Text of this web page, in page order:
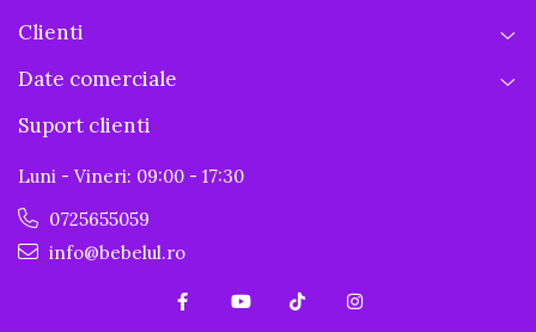
Clienti
Date comerciale
Suport clienti
Luni - Vineri: 09:00 - 17:30
0725655059
info@bebelul.ro